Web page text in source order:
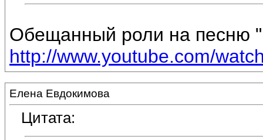
Обещанный роли на песню
http://www.youtube.com/
Елена Евдокимова
Цитата: